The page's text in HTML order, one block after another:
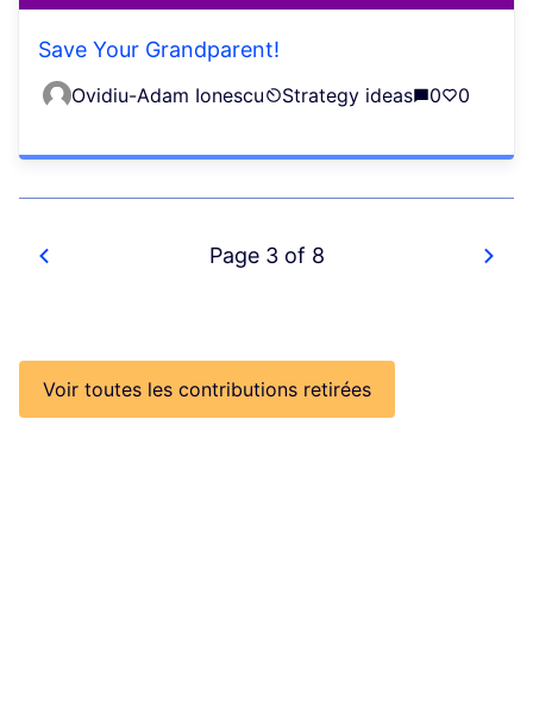
Save Your Grandparent!
Ovidiu-Adam Ionescu Strategy ideas 0 0
Page 3 of 8
Voir toutes les contributions retirées